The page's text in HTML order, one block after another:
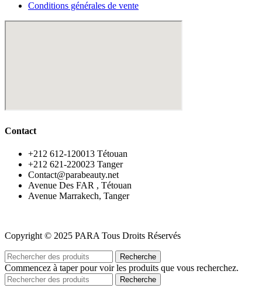
Conditions générales de vente
Contact
‪+212 612-120013 Tétouan
‪+212 621-220023 Tanger
Contact@parabeauty.net
Avenue Des FAR , Tétouan
Avenue Marrakech, Tanger
Copyright © 2025 PARA Tous Droits Réservés
Recherche
Commencez à taper pour voir les produits que vous recherchez.
Recherche